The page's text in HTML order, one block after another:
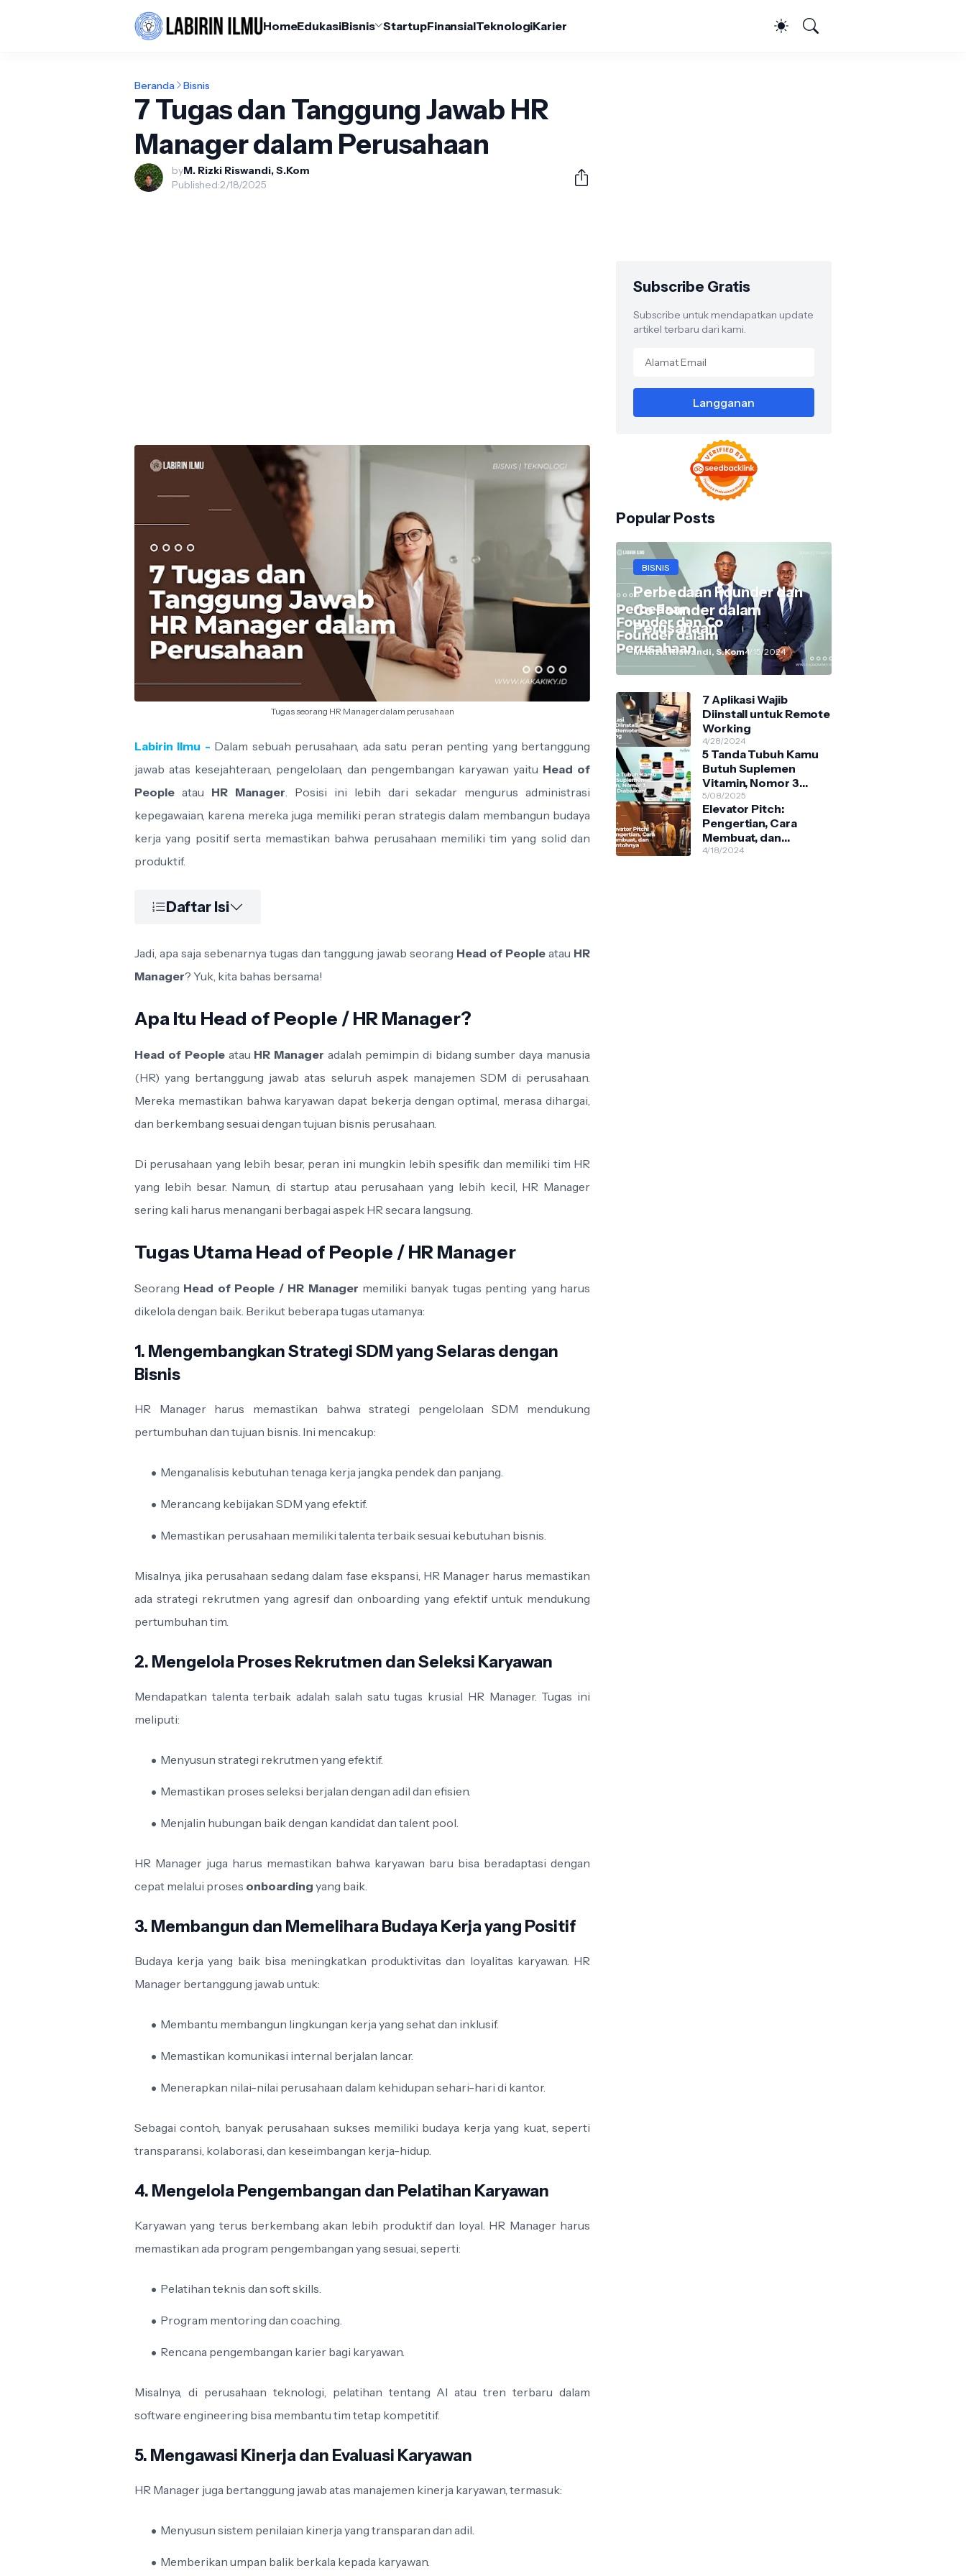
HomeEdukasiBisnis StartupFinansialTeknologiKarier
Beranda Bisnis
7 Tugas dan Tanggung Jawab HR
Manager dalam Perusahaan
byM. Rizki Riswandi, S.Kom
Published:2/18/2025
Tugas seorang HR Manager dalam perusahaan
Labirin Ilmu - Dalam sebuah perusahaan, ada satu peran penting yang bertanggung
jawab atas kesejahteraan, pengelolaan, dan pengembangan karyawan yaitu Head of
People atau HR Manager. Posisi ini lebih dari sekadar mengurus administrasi
kepegawaian, karena mereka juga memiliki peran strategis dalam membangun budaya
kerja yang positif serta memastikan bahwa perusahaan memiliki tim yang solid dan
produktif.
Daftar Isi
Jadi, apa saja sebenarnya tugas dan tanggung jawab seorang Head of People atau HR
Manager? Yuk, kita bahas bersama!
Apa Itu Head of People / HR Manager?
Head of Peopleatau HR Manager adalah pemimpin di bidang sumber daya manusia
(HR) yang bertanggung jawab atas seluruh aspek manajemen SDM di perusahaan.
Mereka memastikan bahwa karyawan dapat bekerja dengan optimal, merasa dihargai,
dan berkembang sesuai dengan tujuan bisnis perusahaan.
Di perusahaan yang lebih besar, peran ini mungkin lebih spesifik dan memiliki tim HR
yang lebih besar. Namun, di startup atau perusahaan yang lebih kecil, HR Manager
sering kali harus menangani berbagai aspek HR secara langsung.
Tugas Utama Head of People / HR Manager
Seorang Head of People / HR Manager memiliki banyak tugas penting yang harus
dikelola dengan baik. Berikut beberapa tugas utamanya:
1. Mengembangkan Strategi SDM yang Selaras dengan
Bisnis
HR Manager harus memastikan bahwa strategi pengelolaan SDM mendukung
pertumbuhan dan tujuan bisnis. Ini mencakup:
Menganalisis kebutuhan tenaga kerja jangka pendek dan panjang.
Merancang kebijakan SDM yang efektif.
Memastikan perusahaan memiliki talenta terbaik sesuai kebutuhan bisnis.
Misalnya, jika perusahaan sedang dalam fase ekspansi, HR Manager harus memastikan
ada strategi rekrutmen yang agresif dan onboarding yang efektif untuk mendukung
pertumbuhan tim.
2. Mengelola Proses Rekrutmen dan Seleksi Karyawan
Mendapatkan talenta terbaik adalah salah satu tugas krusial HR Manager. Tugas ini
meliputi:
Menyusun strategi rekrutmen yang efektif.
Memastikan proses seleksi berjalan dengan adil dan efisien.
Menjalin hubungan baik dengan kandidat dan talent pool.
HR Manager juga harus memastikan bahwa karyawan baru bisa beradaptasi dengan
cepat melalui proses onboarding yang baik.
3. Membangun dan Memelihara Budaya Kerja yang Positif
Budaya kerja yang baik bisa meningkatkan produktivitas dan loyalitas karyawan. HR
Manager bertanggung jawab untuk:
Membantu membangun lingkungan kerja yang sehat dan inklusif.
Memastikan komunikasi internal berjalan lancar.
Menerapkan nilai-nilai perusahaan dalam kehidupan sehari-hari di kantor.
Sebagai contoh, banyak perusahaan sukses memiliki budaya kerja yang kuat, seperti
transparansi, kolaborasi, dan keseimbangan kerja-hidup.
4. Mengelola Pengembangan dan Pelatihan Karyawan
Karyawan yang terus berkembang akan lebih produktif dan loyal. HR Manager harus
memastikan ada program pengembangan yang sesuai, seperti:
Pelatihan teknis dan soft skills.
Program mentoring dan coaching.
Rencana pengembangan karier bagi karyawan.
Misalnya, di perusahaan teknologi, pelatihan tentang AI atau tren terbaru dalam
software engineering bisa membantu tim tetap kompetitif.
5. Mengawasi Kinerja dan Evaluasi Karyawan
HR Manager juga bertanggung jawab atas manajemen kinerja karyawan, termasuk:
Menyusun sistem penilaian kinerja yang transparan dan adil.
Memberikan umpan balik berkala kepada karyawan.
Subscribe Gratis
Subscribe untuk mendapatkan update
artikel terbaru dari kami.
Popular Posts
BISNIS
Perbedaan Founder dan
Co Founder dalam
Perusahaan
M. Rizki Riswandi, S.Kom4/15/2024
7 Aplikasi Wajib
Diinstall untuk Remote
Working
4/28/2024
5 Tanda Tubuh Kamu
Butuh Suplemen
Vitamin, Nomor 3
Sering Diabaikan!
5/08/2025
Elevator Pitch:
Pengertian, Cara
Membuat, dan
Contohnya
4/18/2024